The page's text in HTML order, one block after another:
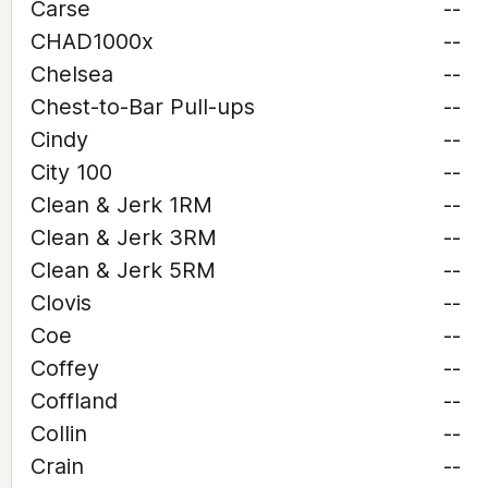
Carse
--
CHAD1000x
--
Chelsea
--
Chest-to-Bar Pull-ups
--
Cindy
--
City 100
--
Clean & Jerk 1RM
--
Clean & Jerk 3RM
--
Clean & Jerk 5RM
--
Clovis
--
Coe
--
Coffey
--
Coffland
--
Collin
--
Crain
--